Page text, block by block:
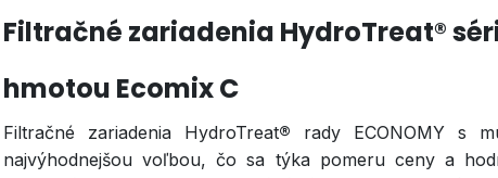
Filtračné zariadenia HydroTreat®
hmotou Ecomix C
Filtračné zariadenia HydroTreat® rady ECONOMY s
najvýhodnejšou voľbou, čo sa týka pomeru ceny a